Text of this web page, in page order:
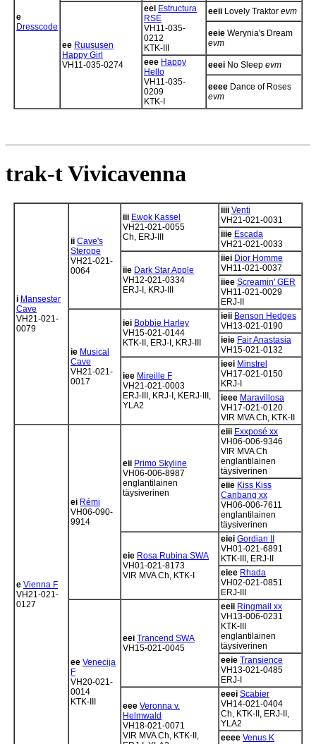
e
Dresscode
ee Ruususen
Happy Girl
VH11-035-0274
eei Estructura
RSE
VH11-035-
0212
KTK-III
eeii Lovely Traktor evm
eeie Werynia's Dream
evm
eee Happy
Hello
VH11-035-
0209
KTK-I
eeei No Sleep evm
eeee Dance of Roses
evm
trak-t Vivicavenna
i Mansester
Cave
VH21-021-
0079
ii Cave's
Sterope
VH21-021-
0064
iii Ewok Kassel
VH21-021-0055
Ch, ERJ-III
iiii Venti
VH21-021-0031
iiie Escada
VH21-021-0033
iie Dark Star Apple
VH12-021-0334
ERJ-I, KRJ-III
iiei Dior Homme
VH11-021-0037
iiee Screamin' GER
VH11-021-0029
ERJ-II
ie Musical
Cave
VH21-021-
0017
iei Bobbie Harley
VH15-021-0144
KTK-II, ERJ-I, KRJ-III
ieii Benson Hedges
VH13-021-0190
ieie Fair Anastasia
VH15-021-0132
iee Mireille F
VH21-021-0003
ERJ-III, KRJ-I, KERJ-III,
YLA2
ieei Minstrel
VH17-021-0150
KRJ-I
ieee Maravillosa
VH17-021-0120
VIR MVA Ch, KTK-II
e Vienna F
VH21-021-
0127
ei Rémi
VH06-090-
9914
eii Primo Skyline
VH06-006-8987
englantilainen
täysiverinen
eiii Exxposé xx
VH06-006-9346
VIR MVA Ch
englantilainen
täysiverinen
eiie Kiss Kiss
Canbang xx
VH06-006-7611
englantilainen
täysiverinen
eie Rosa Rubina SWA
VH01-021-8173
VIR MVA Ch, KTK-I
eiei Gordian II
VH01-021-6891
KTK-III, ERJ-II
eiee Rhada
VH02-021-0851
ERJ-III
ee Venecija
F
VH20-021-
0014
KTK-III
eei Trancend SWA
VH15-021-0045
eeii Ringmail xx
VH13-006-0231
KTK-III
englantilainen
täysiverinen
eeie Transience
VH13-021-0485
ERJ-I
eee Veronna v.
Helmwald
VH18-021-0071
VIR MVA Ch, KTK-II,
eeei Scabier
VH14-021-0404
Ch, KTK-II, ERJ-II,
YLA2
eeee Venus K